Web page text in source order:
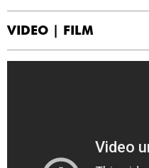
VIDEO | FILM